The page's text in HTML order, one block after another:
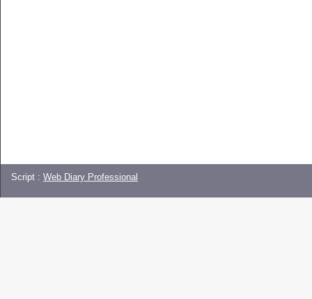
Script : Web Diary Professional